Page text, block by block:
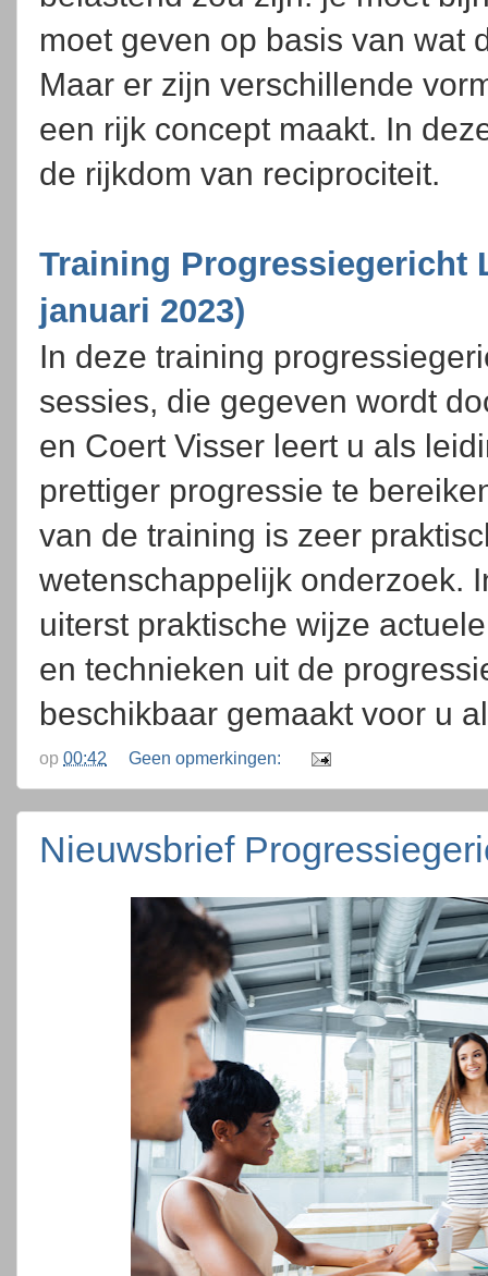
moet geven op basis van wat
Maar er zijn verschillende
een rijk concept maakt. In
de rijkdom van reciprociteit.
Training Progressiegericht
januari 2023)
In deze training
sessies, die gegeven wordt
en Coert Visser leert u als
prettiger progressie te
van de training is zeer
wetenschappelijk onderzoek.
uiterst praktische wijze
en technieken uit de
beschikbaar gemaakt voor u
op 00:42 Geen opmerkingen:
Nieuwsbrief